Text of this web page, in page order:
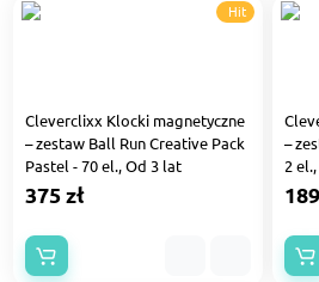
Hit
Cleverclixx Klocki magnetyczne
– zestaw Ball Run Creative Pack
Pastel - 70 el., Od 3 lat
375 zł
–
2